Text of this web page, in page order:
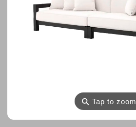
⚲Tap to zoom